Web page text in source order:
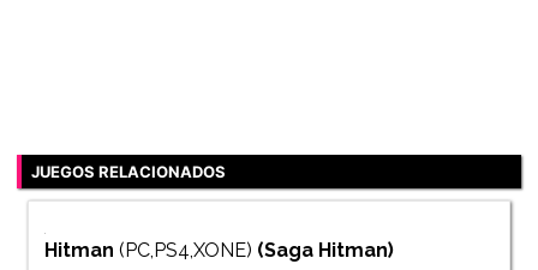
JUEGOS RELACIONADOS
Hitman (PC,PS4,XONE) (Saga Hitman)